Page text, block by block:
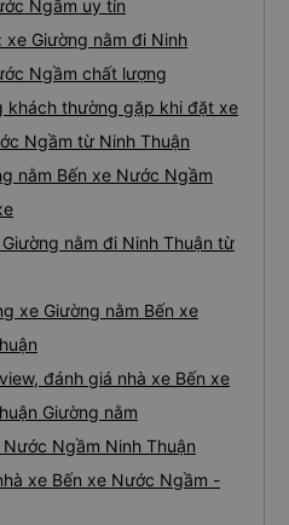
Ngầm uy tín
xe Giường nằm đi Ninh
Ngầm chất lượng
khách thường gặp khi đặt xe
Ngầm từ Ninh Thuận
nằm Bến xe Nước Ngầm
nằm đi Ninh Thuận từ
xe Giường nằm Bến xe
đánh giá nhà xe Bến xe
Giường nằm
Ngầm Ninh Thuận
xe Bến xe Nước Ngầm -